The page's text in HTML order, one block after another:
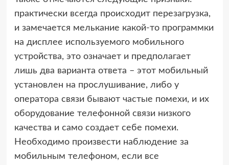
практически всегда происходит перезагрузка,
и замечается мелькание какой-то программки
на дисплее используемого мобильного
устройства, это означает и предполагает
лишь два варианта ответа – этот мобильный
установлен на прослушивание, либо у
оператора связи бывают частые помехи, и их
оборудование телефонной связи низкого
качества и само создает себе помехи.
Необходимо произвести наблюдение за
мобильным телефоном, если все